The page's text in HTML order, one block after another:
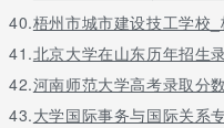
40.梧州市城市建设技工学校
41.北京大学在山东历年招生
42.河南师范大学高考录取分
43.大学国际事务与国际关系